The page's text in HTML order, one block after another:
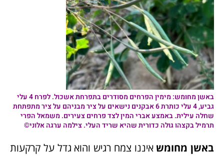
באשן מחומש
: מימין הפרחים מסודרים בתפרחת אשכול. לפרח 4 עלי
גביע, 4 עלי כותרת 6 אבקנים נישאים על ציר מבניהם על ציר מתפתחת
שחלה עילית. באמצע אברי המין לצד פרחים צעירים. משמאל הפרי
תרמיל בקצהו גולה כדורית שהיא שריד העלי. צילמה ערגה אלוני©
באשן מחומש איננו צמח רגיש והוא גדל על קרקעות